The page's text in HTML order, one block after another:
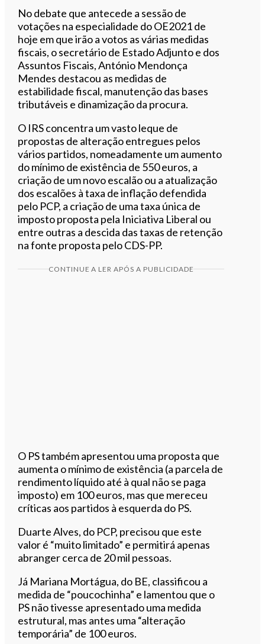
No debate que antecede a sessão de
votações na especialidade do OE2021 de
hoje em que irão a votos as várias medidas
fiscais, o secretário de Estado Adjunto e dos
Assuntos Fiscais, António Mendonça
Mendes destacou as medidas de
estabilidade fiscal, manutenção das bases
tributáveis e dinamização da procura.
O IRS concentra um vasto leque de
propostas de alteração entregues pelos
vários partidos, nomeadamente um aumento
do mínimo de existência de 550 euros, a
criação de um novo escalão ou a atualização
dos escalões à taxa de inflação defendida
pelo PCP, a criação de uma taxa única de
imposto proposta pela Iniciativa Liberal ou
entre outras a descida das taxas de retenção
na fonte proposta pelo CDS-PP.
CONTINUE A LER APÓS A PUBLICIDADE
O PS também apresentou uma proposta que
aumenta o mínimo de existência (a parcela de
rendimento líquido até à qual não se paga
imposto) em 100 euros, mas que mereceu
críticas aos partidos à esquerda do PS.
Duarte Alves, do PCP, precisou que este
valor é “muito limitado” e permitirá apenas
abranger cerca de 20 mil pessoas.
Já Mariana Mortágua, do BE, classificou a
medida de “poucochinha” e lamentou que o
PS não tivesse apresentado uma medida
estrutural, mas antes uma “alteração
temporária” de 100 euros.